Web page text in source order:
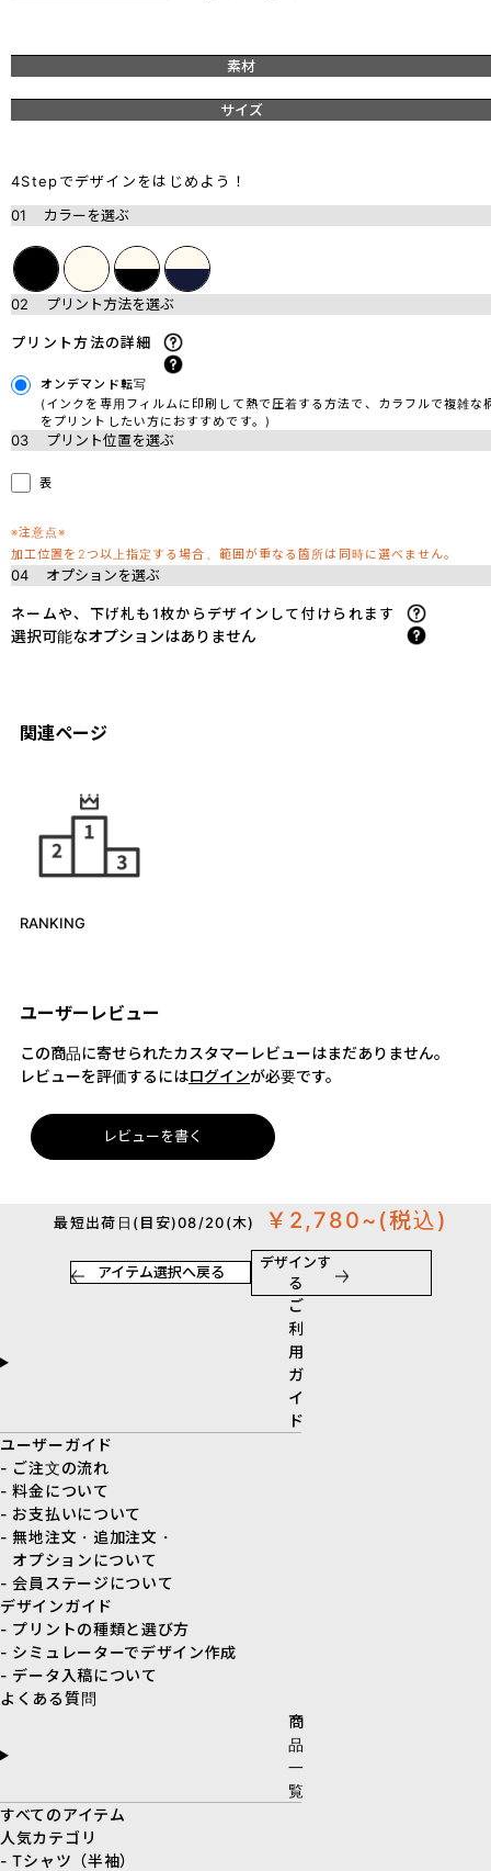
素材
サイズ
4Stepでデザインをはじめよう！
01
カラーを選ぶ
02 プリント方法を選ぶ
プリント方法の詳細
オンデマンド転写
(インクを専用フィルムに印刷して熱で圧着する方法で、カラフルで複雑な
をプリントしたい方におすすめです。)
03 プリント位置を選ぶ
表
※注意点※
加工位置を2つ以上指定する場合、範囲が重なる箇所は同時に選べません。
04 オプションを選ぶ
ネームや、下げ札も1枚からデザインして付けられます
選択可能なオプションはありません
関連ページ
RANKING
ユーザーレビュー
この商品に寄せられたカスタマーレビューはまだありません。
レビューを評価するにはログインが必要です。
レビューを書く
最短出荷日(目安)08/20(木) ￥2,780~ (税込)
アイテム選択へ戻る
デザインす
る
ご
利
用
ガ
イ
ド
ユーザーガイド
- ご注文の流れ
- 料金について
- お支払いについて
- 無地注文・追加注文・
オプションについて
- 会員ステージについて
デザインガイド
- プリントの種類と選び方
- シミュレーターでデザイン作成
- データ入稿について
よくある質問
商
品
一
覧
すべてのアイテム
人気カテゴリ
- Tシャツ（半袖）